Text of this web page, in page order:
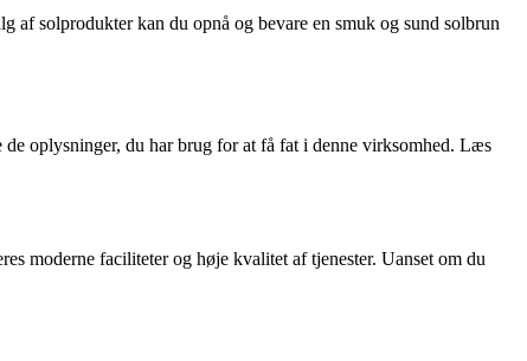
af solprodukter kan du opnå og bevare en smuk og sund solbrun
oplysninger, du har brug for at få fat i denne virksomhed. Læs
moderne faciliteter og høje kvalitet af tjenester. Uanset om du